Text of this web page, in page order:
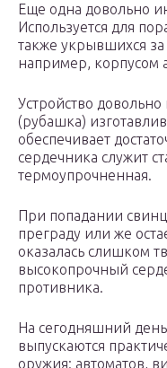
Еще одна довольно
Используется для
также укрывшихся
например, корпусом
Устройство
(рубашка)
обеспечивает
сердечника служит
термоупрочненная.
При попадании
преграду или же
оказалась слишком
высокопрочный
противника.
На сегодняшний
выпускаются
оружия: автоматов,